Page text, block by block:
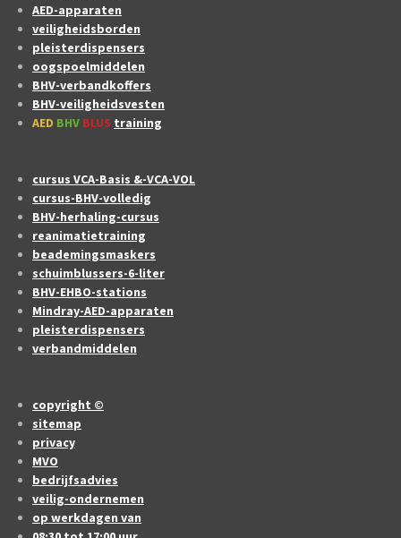
AED-apparaten
veiligheidsborden
pleisterdispensers
oogspoelmiddelen
BHV-verbandkoffers
BHV-veiligheidsvesten
AED BHV BLUS training
cursus VCA-Basis &-VCA-VOL
cursus-BHV-volledig
BHV-herhaling-cursus
reanimatietraining
beademingsmaskers
schuimblussers-6-liter
BHV-EHBO-stations
Mindray-AED-apparaten
pleisterdispensers
verbandmiddelen
copyright ©
sitemap
privacy
MVO
bedrijfsadvies
veilig-ondernemen
op werkdagen van